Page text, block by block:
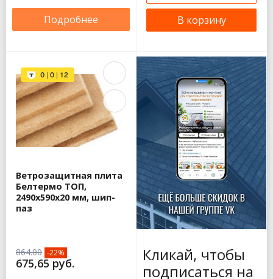
Подробнее В корзину
Ветрозащитная плита
Белтермо ТОП,
2490х590x20 мм, шип-
паз
864.00 -22%
675,65 руб.
Кликай, чтобы
подписаться на